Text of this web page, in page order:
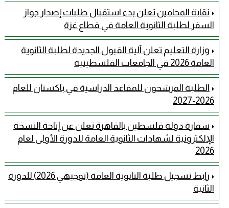
نقابة المحامين تعلن بدء استقبال طلبات إصدار جواز
السفر لطلبة الثانوية العامة في قطاع غزة
وزارة التعليم تعلن آلية القبول الجديدة لطلبة الثانوية
العامة 2026 في الجامعات الفلسطينية
الطلبة المرشحون للمقاعد الدراسية في باكستان للعام
2026-2027
سفارة دولة فلسطين بالقاهرة تعلن عن إتاحة النسخة
الإلكترونية لشهادات الثانوية العامة للدورة الأولى لعام
2026
رابط تسجيل طلبة الثانوية العامة (توجيهي 2026) للدورة
الثانية